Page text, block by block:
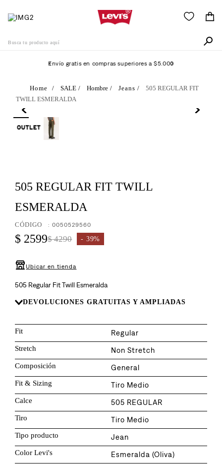
Envío gratis en compras superiores a $5.000
SALE Hombre Jeans
505 REGULAR FIT
TWILL ESMERALDA
505 REGULAR FIT TWILL
ESMERALDA
:0050529560
$ 2599$ 4290 39%
Ubicar en tienda
505 Regular Fit Twill Esmeralda
DEVOLUCIONES GRATUITAS Y AMPLIADAS
Fit Regular
Stretch Non Stretch
Composición General
Fit & Sizing Tiro Medio
Calce 505 REGULAR
Tiro Tiro Medio
Tipo producto Jean
Color Levi's Esmeralda (Oliva)
Términos Más Buscados
. 726
. campera
. 510
. baggy
10. jean